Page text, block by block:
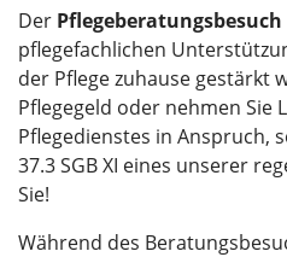
Der Pflegeberatungsbesuch
pflegefachlichen
der Pflege zuhause gestärkt
Pflegegeld oder nehmen Sie
Pflegedienstes in Anspruch,
37.3 SGB XI eines unserer
Sie!
Während des